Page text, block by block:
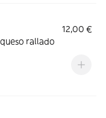
12,00 €
rallado